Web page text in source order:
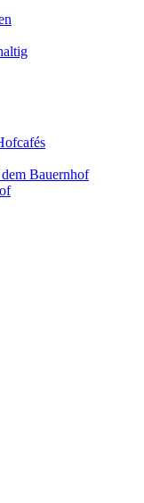
Bauernhof